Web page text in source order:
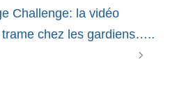
Challenge: la vidéo
chez les gardiens…..